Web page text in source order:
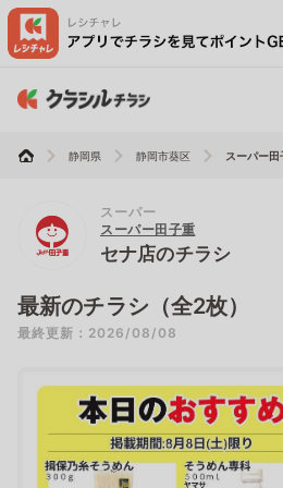
静岡県 静岡市葵区 スーパー田
スーパー
スーパー田子重
セナ店のチラシ
最新のチラシ（全2枚）
最終更新：2026/08/08